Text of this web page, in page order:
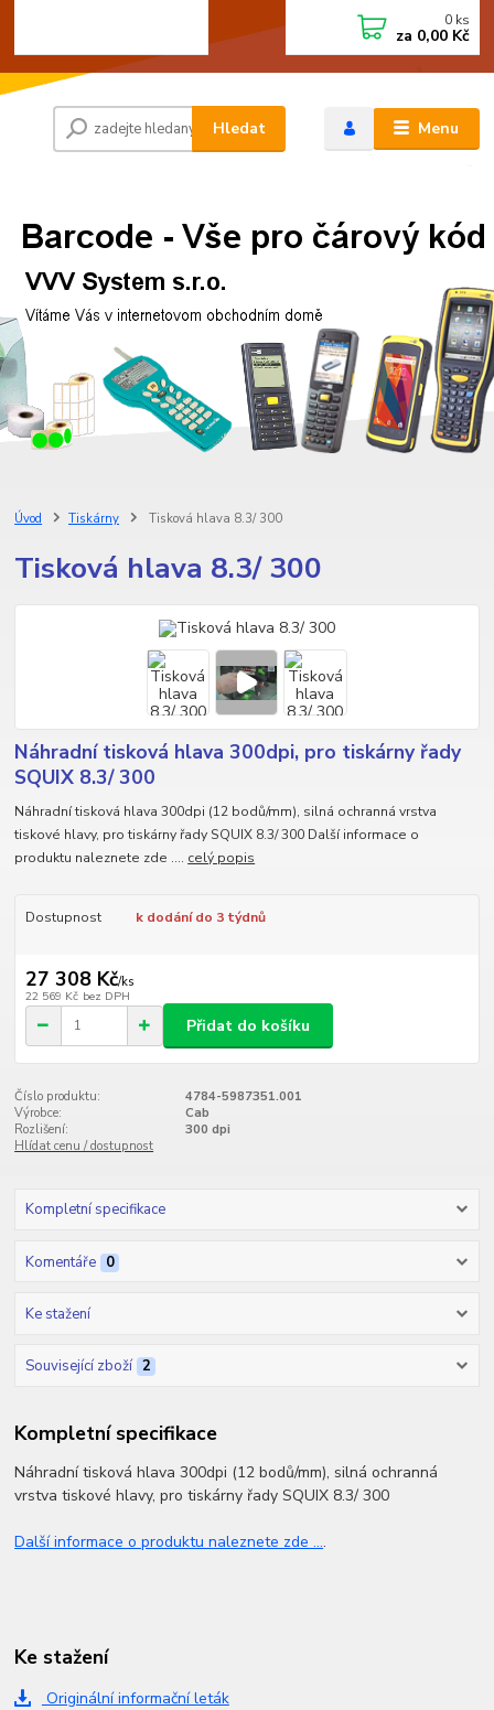
Menu
Hledat
0 ks
za 0,00 Kč
Úvod Tiskárny Tisková hlava 8.3/ 300
Tisková hlava 8.3/ 300
Náhradní tisková hlava 300dpi, pro tiskárny řady
SQUIX 8.3/ 300
Náhradní tisková hlava 300dpi (12 bodů/mm), silná ochranná vrstva
tiskové hlavy, pro tiskárny řady SQUIX 8.3/ 300 Další informace o
produktu naleznete zde .... celý popis
Dostupnost k dodání do 3 týdnů
27 308 Kč/ks
22 569 Kč bez DPH
Přidat do košíku
Číslo produktu:
4784-5987351.001
Výrobce:
Cab
Rozlišení:
300 dpi
Hlídat cenu / dostupnost
Kompletní specifikace
Komentáře 0
Ke stažení
Související zboží 2
Kompletní specifikace
Náhradní tisková hlava 300dpi (12 bodů/mm), silná ochranná
vrstva tiskové hlavy, pro tiskárny řady SQUIX 8.3/ 300
Další informace o produktu naleznete zde ....
Ke stažení
Originální informační leták